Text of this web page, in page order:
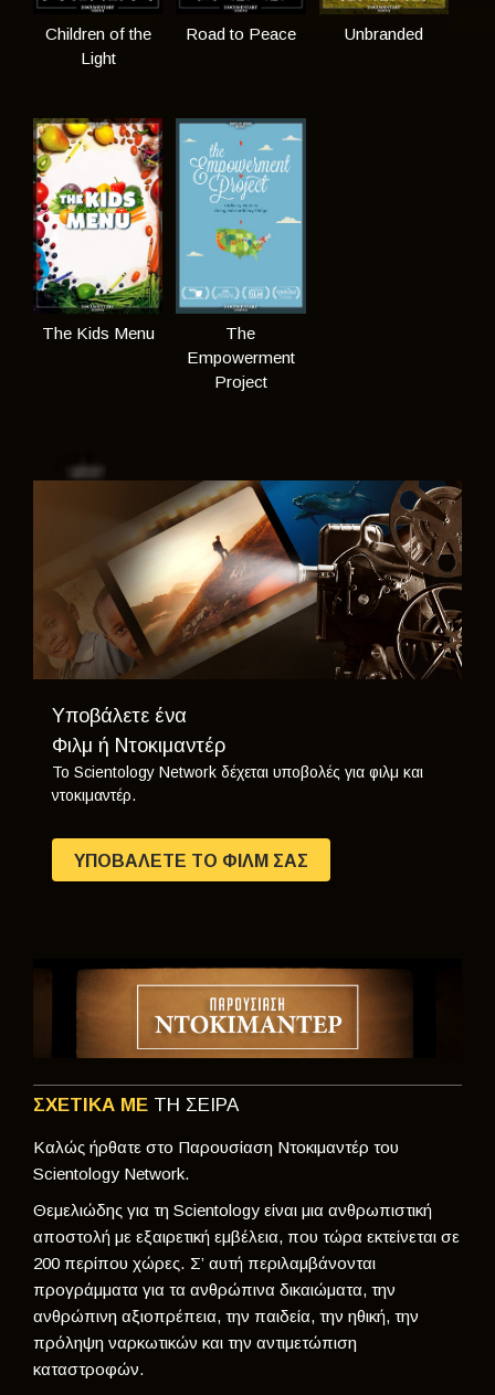
Children of the
Light
Road to Peace Unbranded
The Kids Menu
The
Empowerment
Project
Υποβάλετε ένα
Φιλμ ή Ντοκιμαντέρ
Το Scientology Network δέχεται υποβολές για φιλμ και
ντοκιμαντέρ.
ΥΠΟΒΑΛΕΤΕ ΤΟ ΦΙΛΜ ΣΑΣ
ΣΧΕΤΙΚΑ ΜΕ ΤΗ ΣΕΙΡΑ
Καλώς ήρθατε στο Παρουσίαση Ντοκιμαντέρ του
Scientology Network.
Θεμελιώδης για τη Scientology είναι μια ανθρωπιστική
αποστολή με εξαιρετική εμβέλεια, που τώρα εκτείνεται σε
200 περίπου χώρες. Σ’ αυτή περιλαμβάνονται
προγράμματα για τα ανθρώπινα δικαιώματα, την
ανθρώπινη αξιοπρέπεια, την παιδεία, την ηθική, την
πρόληψη ναρκωτικών και την αντιμετώπιση
καταστροφών.